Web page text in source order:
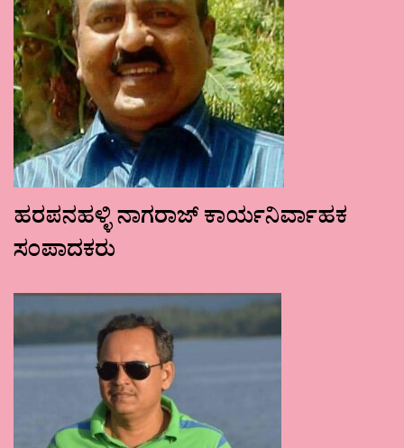
ಹರಪನಹಳ್ಳಿ ನಾಗರಾಜ್ ಕಾರ್ಯನಿರ್ವಾಹಕ
ಸಂಪಾದಕರು